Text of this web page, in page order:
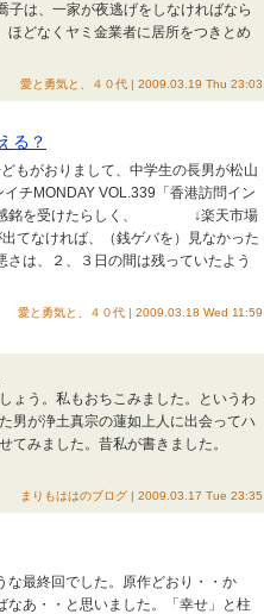
は、一家が夜逃げをしなければなら
どなくヤミ金業者に居所をつきとめ
愛と勇気と、４０代 | 2009.03.19 Thu 23:03
る？
がおりまして、中学生の長男が松山
MONDAY VOL.339「香港訪問イン
く感銘を受けたらしく、 ↓楽天市場
てなければ、（銭ゲバを）見なかった
は、２、３日の間は残っていたよう
愛と勇気と、４０代 | 2009.03.18 Wed 11:59
ょう。私もおちこみました。というわ
男が浄土真宗の蓮如上人に出会ってハ
てみました。昔私が書きました。
まりもははのブログ | 2009.03.17 Tue 23:35
最終回でした。原作どおり・・か
なあ・・と思いました。「幸せ」と柱